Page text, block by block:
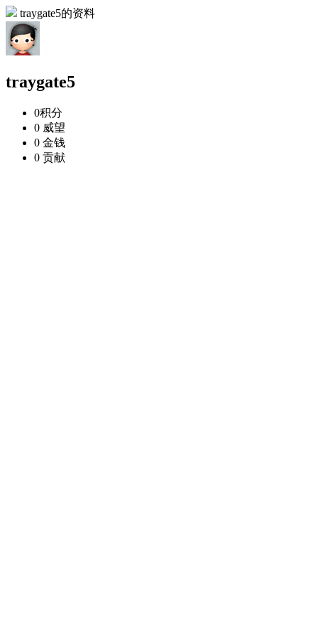
traygate5的资料
traygate5
0积分
0 威望
0 金钱
0 贡献